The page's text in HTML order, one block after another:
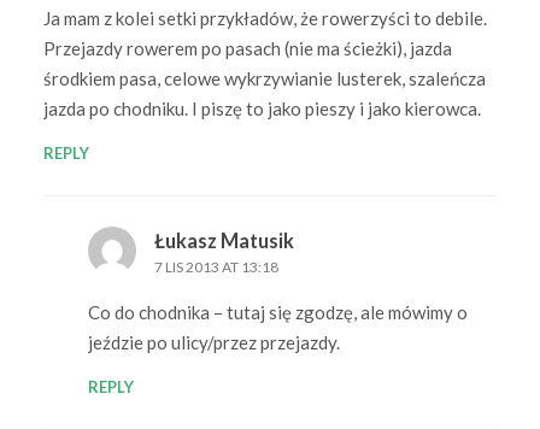
Ja mam z kolei setki przykładów, że rowerzyści to debile.
Przejazdy rowerem po pasach (nie ma ścieżki), jazda
środkiem pasa, celowe wykrzywianie lusterek, szaleńcza
jazda po chodniku. I piszę to jako pieszy i jako kierowca.
REPLY
Łukasz Matusik
7 LIS 2013 AT 13:18
Co do chodnika – tutaj się zgodzę, ale mówimy o
jeździe po ulicy/przez przejazdy.
REPLY